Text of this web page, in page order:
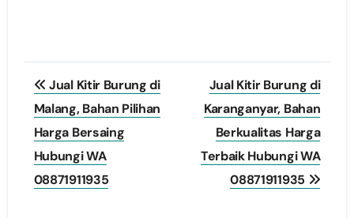
Post
navigation
Jual Kitir Burung di
Malang, Bahan Pilihan
Harga Bersaing
Hubungi WA
08871911935
Jual Kitir Burung di
Karanganyar, Bahan
Berkualitas Harga
Terbaik Hubungi WA
08871911935